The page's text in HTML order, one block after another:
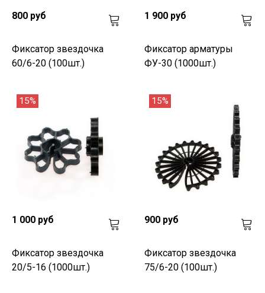
800 руб
Фиксатор звездочка
60/6-20 (100шт.)
1 900 руб
Фиксатор арматуры
ФУ-30 (1000шт.)
15%
1 000 руб
Фиксатор звездочка
20/5-16 (1000шт.)
15%
900 руб
Фиксатор звездочка
75/6-20 (100шт.)